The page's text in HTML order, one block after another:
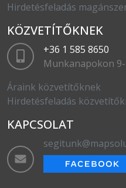
Hirdetésfeladás
KÖZVETÍTŐKNEK
+36 1 585 8650
Munkanapokon
Áraink közvetítőknek
Hirdetésfeladás
KAPCSOLAT